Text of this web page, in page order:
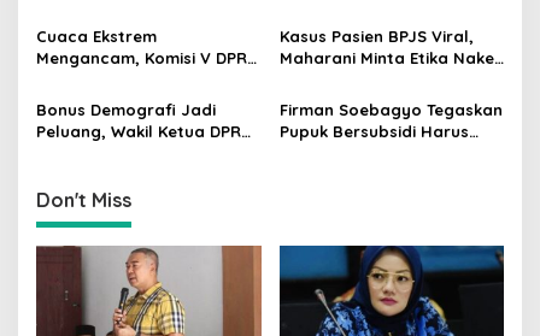
i
n
Jalur Hukum
Cuaca Ekstrem
Mengancam, Komisi V DPR
Kesiapan Petani Indramayu
Kasus Pasien BPJS Viral,
Maharani Minta Etika Nakes
Dievaluasi
Bonus Demografi Jadi
Peluang, Wakil Ketua DPR
Firman Soebagyo Tegaskan
Pupuk Bersubsidi Harus
Don't Miss